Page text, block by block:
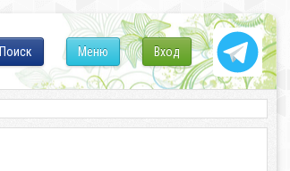
Вход
Меню
Поиск